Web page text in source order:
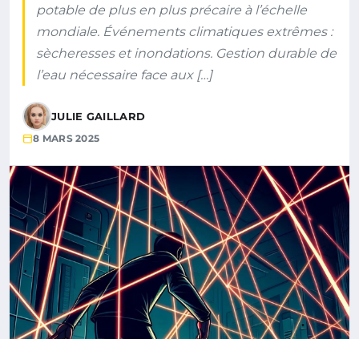
potable de plus en plus précaire à l’échelle
mondiale. Événements climatiques extrêmes :
sècheresses et inondations. Gestion durable de
l’eau nécessaire face aux […]
JULIE GAILLARD
8 MARS 2025